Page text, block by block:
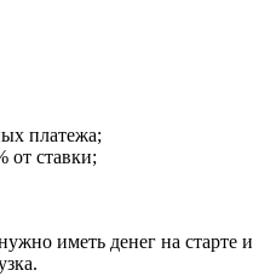
платежа;
от ставки;
иметь денег на старте и